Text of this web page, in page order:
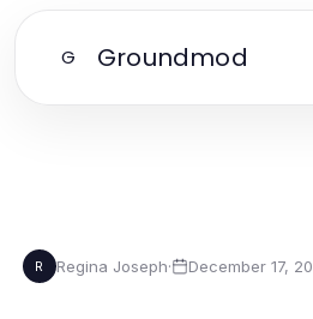
G Groundmod
R Regina Joseph· December 17,